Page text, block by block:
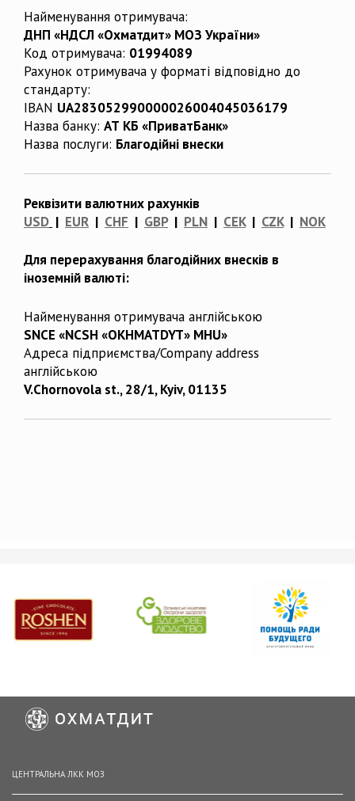
Найменування отримувача:
ДНП «НДСЛ «Охматдит» МОЗ України»
Код отримувача: 01994089
Рахунок отримувача у форматі відповідно до
стандарту:
IBAN UA283052990000026004045036179
Назва банку: АТ КБ «ПриватБанк»
Назва послуги: Благодійні внески
Реквізити валютних рахунків
USD | EUR | CHF | GBP| PLN | CEK| CZK| NOK
Для перерахування благодійних внесків в
іноземній валюті:
Найменування отримувача англійською
SNCE «NCSH «OKHMATDYT» MHU»
Адреса підприємства/Company address
англійською
V.Chornovola st., 28/1, Kyiv, 01135
ЦЕНТРАЛЬНА ЛКК МОЗ